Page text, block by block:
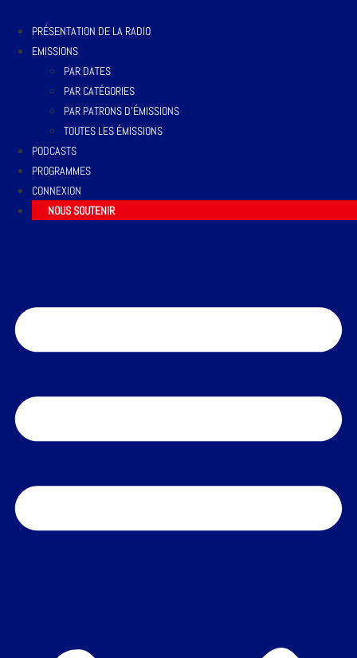
PRÉSENTATION DE LA RADIO
EMISSIONS
PAR DATES
PAR CATÉGORIES
PAR PATRONS D’ÉMISSIONS
TOUTES LES ÉMISSIONS
PODCASTS
PROGRAMMES
CONNEXION
NOUS SOUTENIR